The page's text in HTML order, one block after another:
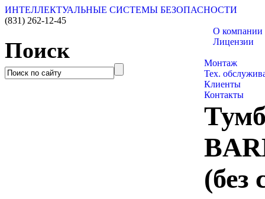
ИНТЕЛЛЕКТУАЛЬНЫЕ СИСТЕМЫ БЕЗОПАСНОСТИ
(831) 262-12-45
Поиск
О компании
Лицензии
Монтаж
Тех.
Клиенты
Контакты
(без